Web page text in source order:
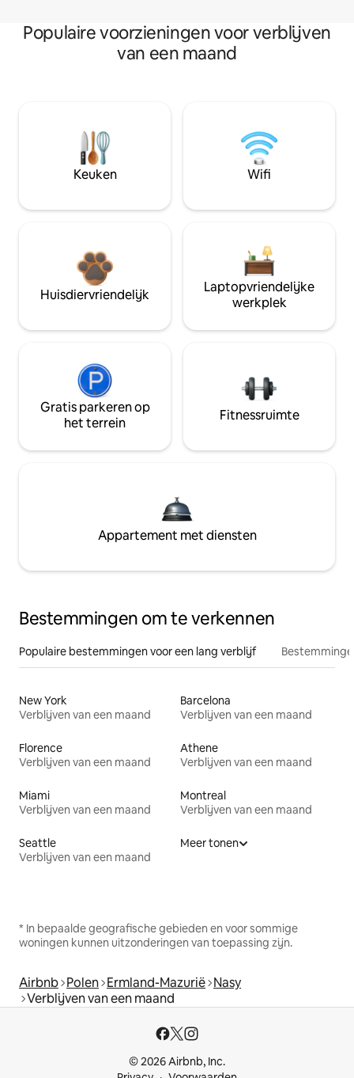
Populaire voorzieningen voor verblijven
van een maand
Keuken Wifi
Huisdiervriendelijk
Laptopvriendelijke
werkplek
Gratis parkeren op
het terrein
Fitnessruimte
Appartement met diensten
Bestemmingen om te verkennen
Populaire bestemmingen voor een lang verblijf
New York
Verblijven van een maand
Barcelona
Verblijven van een maand
Florence
Verblijven van een maand
Athene
Verblijven van een maand
Miami
Verblijven van een maand
Montreal
Verblijven van een maand
Seattle
Verblijven van een maand
Meer tonen
* In bepaalde geografische gebieden en voor sommige
woningen kunnen uitzonderingen van toepassing zijn.
Airbnb Polen Ermland-Mazurië Nasy
Verblijven van een maand
© 2026 Airbnb, Inc.